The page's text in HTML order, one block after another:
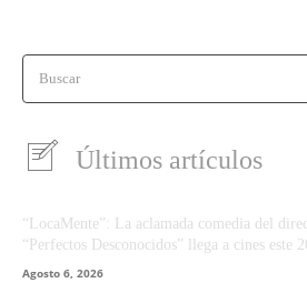
Buscar
Últimos artículos
“LocaMente”: La aclamada comedia del
“Perfectos Desconocidos” llega a cines este
Agosto 6, 2026